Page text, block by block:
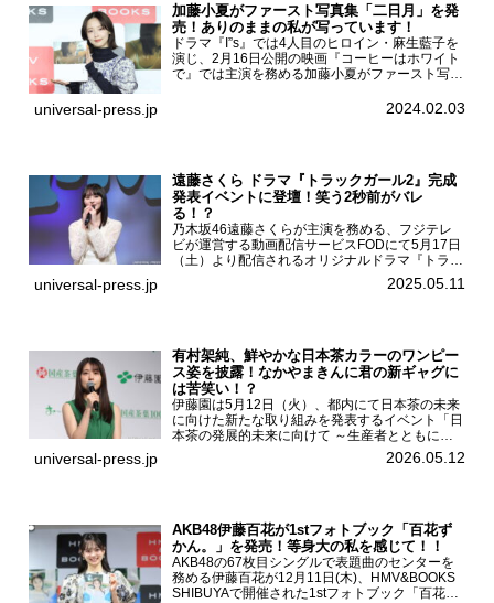
加藤小夏がファースト写真集「二日月」を発
売！ありのままの私が写っています！
ドラマ『I”s』では4人目のヒロイン・麻生藍子を
演じ、2月16日公開の映画『コーヒーはホワイト
で』では主演を務める加藤小夏がファースト写真
記念イベントをHMV＆BOOKS SHIBUYAで開催
universal-press.jp 2024.02.03
遠藤さくら ドラマ『トラックガール2』完成
発表イベントに登壇！笑う2秒前がバレ
る！？
乃木坂46遠藤さくらが主演を務める、フジテレ
ビが運営する動画配信サービスFODにて5月17日
（土）より配信されるオリジナルドラマ『トラッ
クガール2』の完成発表イベントが５月10日
（土）都内で開催された。FODドラマ『トラック
universal-press.jp 2025.05.11
有村架純、鮮やかな日本茶カラーのワンピー
ス姿を披露！なかやまきんに君の新ギャグに
は苦笑い！？
伊藤園は5月12日（火）、都内にて日本茶の未来
に向けた新たな取り組みを発表するイベント「日
本茶の発展的未来に向けて ～生産者とともに。
日本茶を世界へ～」を開催。イベントには伊藤園
のCMキャラクターを務める有村架純、伊藤園よ
universal-press.jp 2026.05.12
AKB48伊藤百花が1stフォトブック「百花ず
かん。」を発売！等身大の私を感じて！！
AKB48の67枚目シングルで表題曲のセンターを
務める伊藤百花が12月11日(木)、HMV&BOOKS
SHIBUYAで開催された1stフォトブック「百花ず